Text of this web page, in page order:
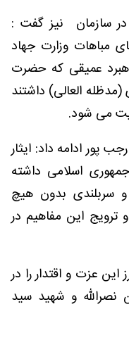
در سازمان نیز گفت :
مباهات وزارت جهاد
عمیقی که حضرت
العالی) داشتند
می شود.
پور ادامه داد: ایثار
اسلامی داشته
سربلندی بدون هیچ
ترویج این مفاهیم در
عزت و اقتدار را در
و شهید سید